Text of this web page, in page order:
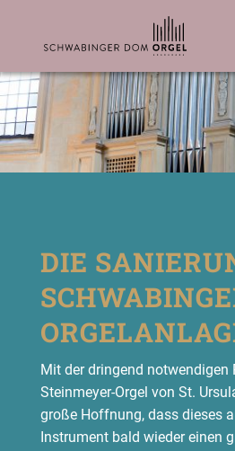
DIE
Mit der drin­gend not­wen­di­gen
Stein­mey­er-Orgel von St.
gro­ße Hoff­nung, dass die­ses
Instru­ment bald wie­der einen